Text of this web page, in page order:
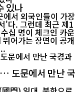
있나
서 외국인들이 가장
'다. 그런데 최근 제1
십 명이 체크인 카운
어가는 장면이 공개
도문에서 만난 국